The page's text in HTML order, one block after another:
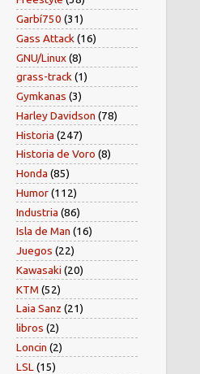
Garbí750 (31)
Gass Attack (16)
GNU/Linux(8)
grass-track(1)
Gymkanas (3)
Harley Davidson (78)
Historia (247)
Historia de Voro (8)
Honda (85)
Humor(112)
Industria (86)
Isla de Man (16)
Juegos (22)
Kawasaki (20)
KTM (52)
Laia Sanz (21)
libros (2)
Loncin (2)
LSL (15)